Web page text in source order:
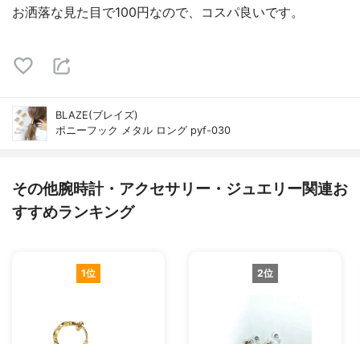
お洒落な見た目で100円なので、コスパ良いです。
BLAZE(ブレイズ)
ポニーフック メタル ロング pyf-030
その他腕時計・アクセサリー・ジュエリー関連お
すすめランキング
1位 2位